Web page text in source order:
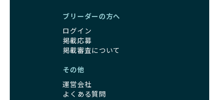
ブリーダーの方へ
ログイン
掲載応募
掲載審査について
その他
運営会社
よくある質問